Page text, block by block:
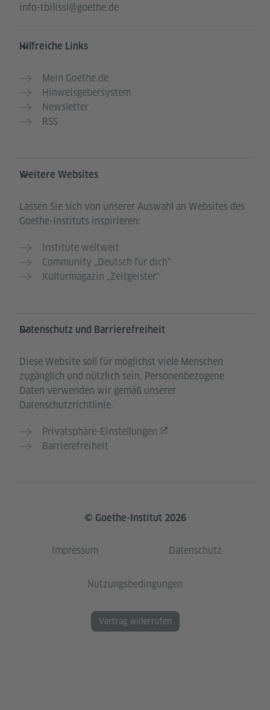
info-tbilissi@goethe.de
Hilfreiche Links
Mein Goethe.de
Hinweisgebersystem
Newsletter
RSS
Weitere Websites
Lassen Sie sich von unserer Auswahl an Websites des
Goethe-Instituts inspirieren:
Institute weltweit
Community „Deutsch für dich“
Kulturmagazin „Zeitgeister"
Datenschutz und Barrierefreiheit
Diese Website soll für möglichst viele Menschen
zugänglich und nützlich sein. Personenbezogene
Daten verwenden wir gemäß unserer
Datenschutzrichtlinie.
Privatsphäre-Einstellungen
Barrierefreiheit
© Goethe-Institut 2026
Impressum Datenschutz
Nutzungsbedingungen
Vertrag widerrufen